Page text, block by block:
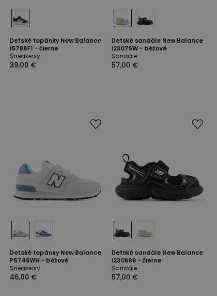
Detské topánky New Balance
I5786F1 - čierne
Sneakersy
39,00 €
Detské sandále New Balance
I2307SW - béžové
Sandále
57,00 €
Detské topánky New Balance
P5746WH - béžové
Sneakersy
46,00 €
Detské sandále New Balance
I230666 - čierne
Sandále
57,00 €